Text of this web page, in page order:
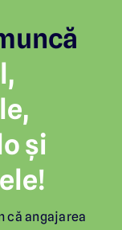
și
că angajarea